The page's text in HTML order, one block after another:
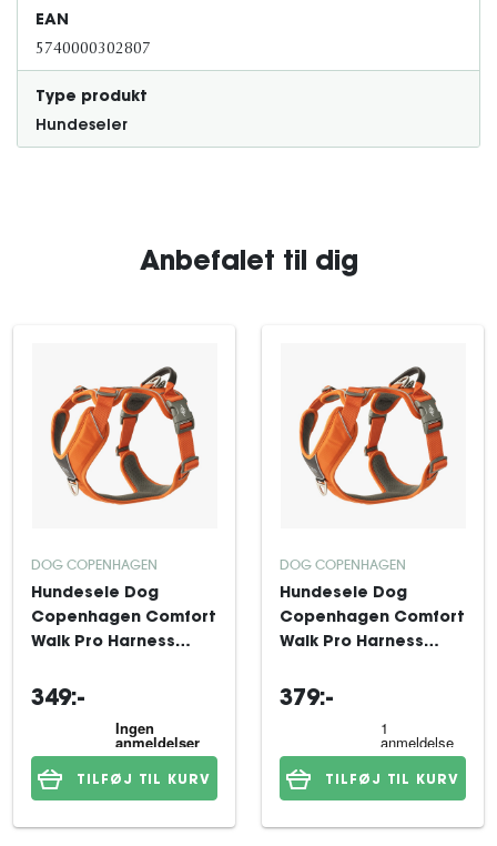
EAN
5740000302807
Type produkt
Hundeseler
Anbefalet til dig
DOG COPENHAGEN
Hundesele Dog
Copenhagen Comfort
Walk Pro Harness
349:-
TILFØJ TIL KURV
DOG COPENHAGEN
Hundesele Dog
Copenhagen Comfort
Walk Pro Harness
379:-
TILFØJ TIL KURV